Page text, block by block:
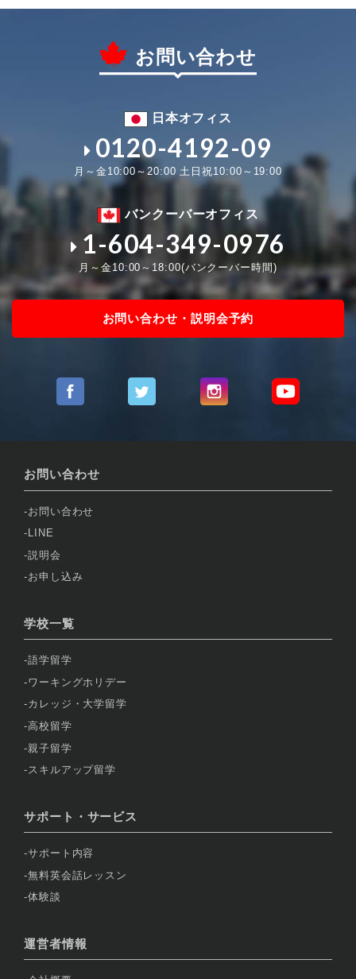
お問い合わせ
日本オフィス
0120-4192-09
月～金10:00～20:00 土日祝10:00～19:00
バンクーバーオフィス
1-604-349-0976
月～金10:00～18:00(バンクーバー時間)
お問い合わせ・説明会予約
お問い合わせ
お問い合わせ
LINE
説明会
お申し込み
学校一覧
語学留学
ワーキングホリデー
カレッジ・大学留学
高校留学
親子留学
スキルアップ留学
サポート・サービス
サポート内容
無料英会話レッスン
体験談
運営者情報